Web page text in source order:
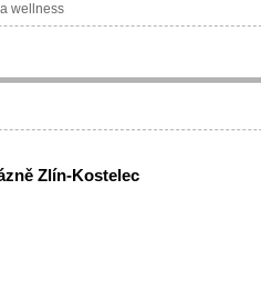
wellness
Zlín-Kostelec